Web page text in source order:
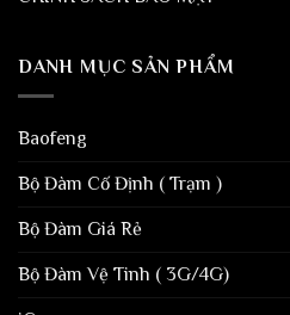
DANH MỤC SẢN PHẨM
Baofeng
Bộ Đàm Cố Định ( Trạm )
Bộ Đàm Giá Rẻ
Bộ Đàm Vệ Tinh ( 3G/4G)